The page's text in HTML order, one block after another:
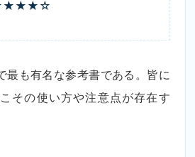
最も有名な参考書である。皆に
その使い方や注意点が存在す